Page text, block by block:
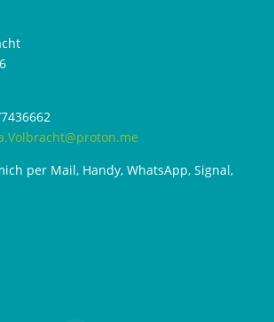
per Mail, Handy, WhatsApp, Signal,